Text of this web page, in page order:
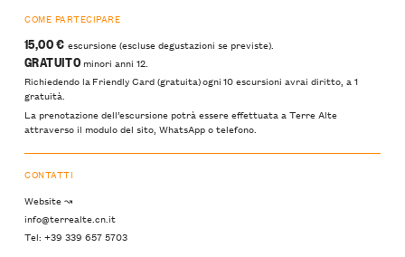
COME PARTECIPARE
15,00 € escursione (escluse degustazioni se previste).
GRATUITOminori anni 12.
Richiedendo la Friendly Card (gratuita) ogni 10 escursioni avrai diritto, a 1
gratuità.
La prenotazione dell’escursione potrà essere effettuata a Terre Alte
attraverso il modulo del sito, WhatsApp o telefono.
CONTATTI
Website ↝
info@terrealte.cn.it
Tel: +39 339 657 5703